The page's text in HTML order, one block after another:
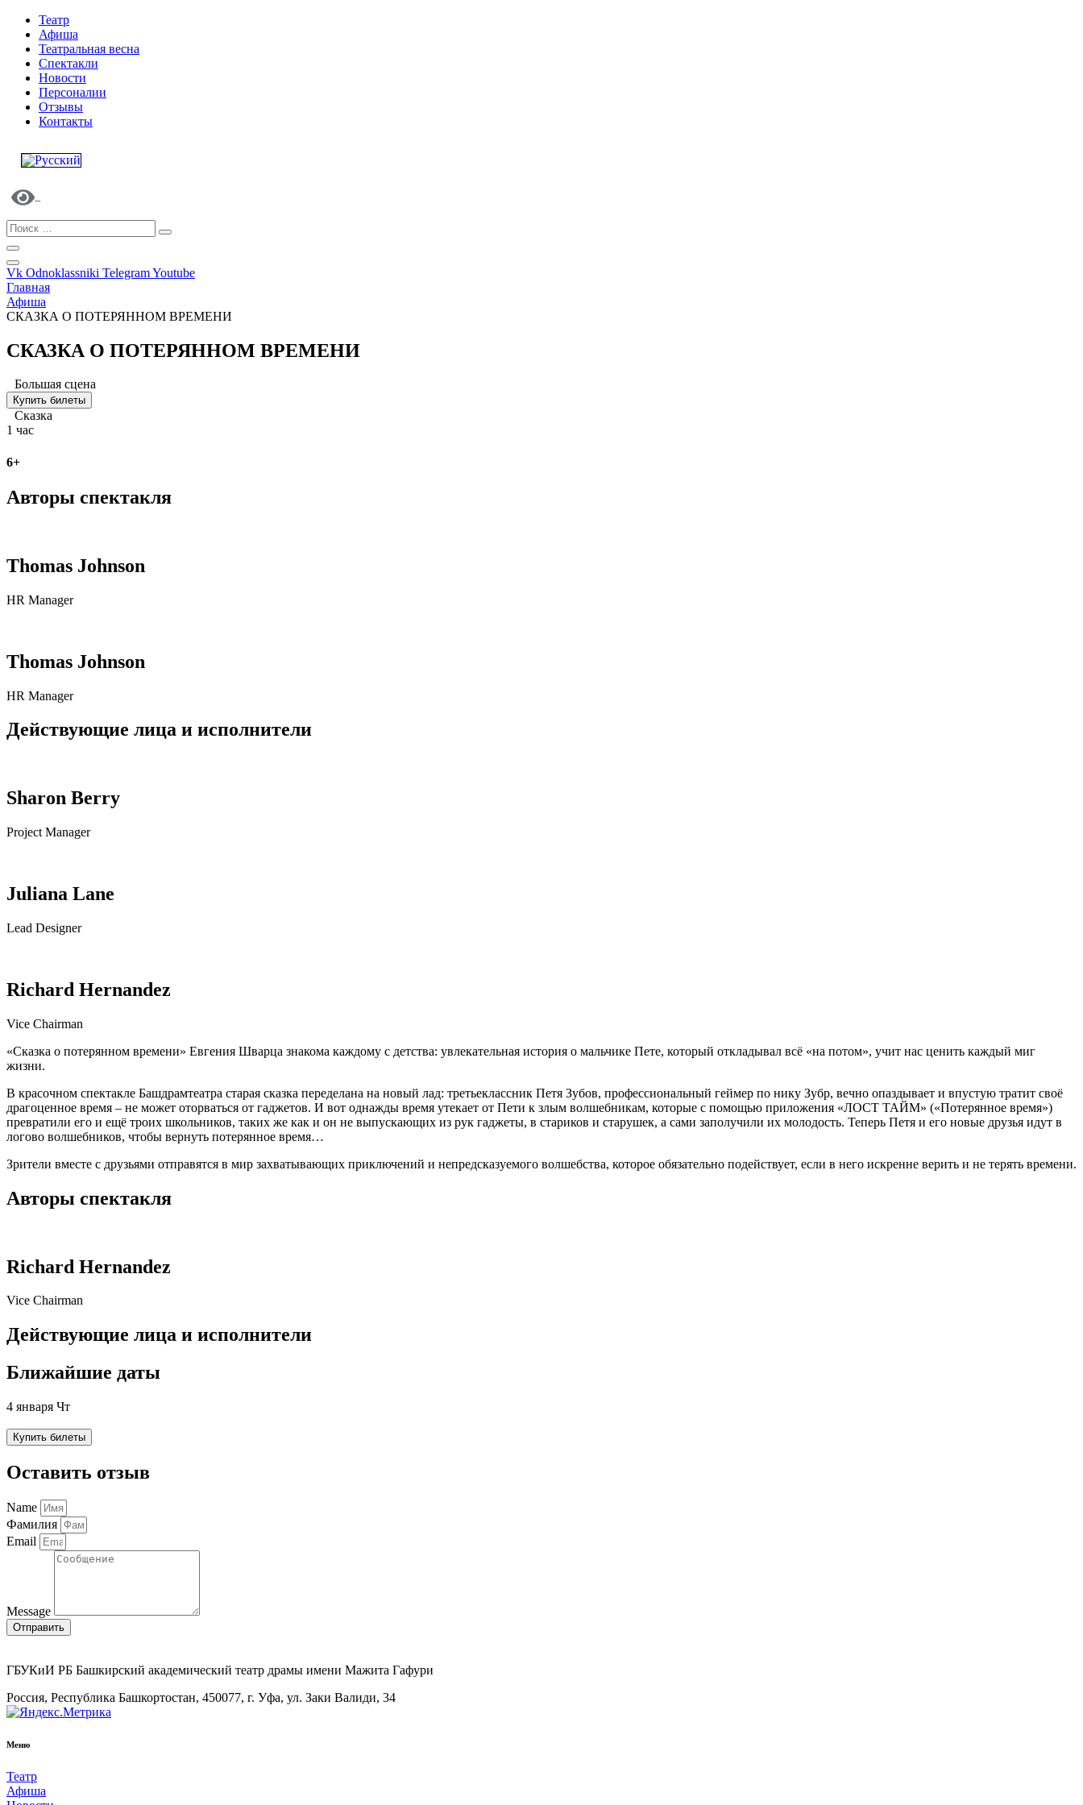
Театр
Афиша
Театральная весна
Спектакли
Новости
Персоналии
Отзывы
Контакты
Vk Odnoklassniki TelegramYoutube
Главная
Афиша
СКАЗКА О ПОТЕРЯННОМ ВРЕМЕНИ
СКАЗКА О ПОТЕРЯННОМ ВРЕМЕНИ
Большая сцена
Купить билеты
Сказка
1 час
6+
Авторы спектакля
Thomas Johnson
HR Manager
Thomas Johnson
HR Manager
Действующие лица и исполнители
Sharon Berry
Project Manager
Juliana Lane
Lead Designer
Richard Hernandez
Vice Chairman
«Сказка о потерянном времени» Евгения Шварца знакома каждому с детства: увлекательная история о мальчике Пете, который откладывал всё «на потом», учит нас ценить каждый миг
жизни.
В красочном спектакле Башдрамтеатра старая сказка переделана на новый лад: третьеклассник Петя Зубов, профессиональный геймер по нику Зубр, вечно опаздывает и впустую тратит своё
драгоценное время – не может оторваться от гаджетов. И вот однажды время утекает от Пети к злым волшебникам, которые с помощью приложения «ЛОСТ ТАЙМ» («Потерянное время»)
превратили его и ещё троих школьников, таких же как и он не выпускающих из рук гаджеты, в стариков и старушек, а сами заполучили их молодость. Теперь Петя и его новые друзья идут в
логово волшебников, чтобы вернуть потерянное время…
Зрители вместе с друзьями отправятся в мир захватывающих приключений и непредсказуемого волшебства, которое обязательно подействует, если в него искренне верить и не терять времени.
Авторы спектакля
Richard Hernandez
Vice Chairman
Действующие лица и исполнители
Ближайшие даты
4 января Чт
Купить билеты
Оставить отзыв
Name
Фамилия
Email
Message
Отправить
ГБУКиИ РБ Башкирский академический театр драмы имени Мажита Гафури
Россия, Республика Башкортостан, 450077, г. Уфа, ул. Заки Валиди, 34
Меню
Театр
Афиша